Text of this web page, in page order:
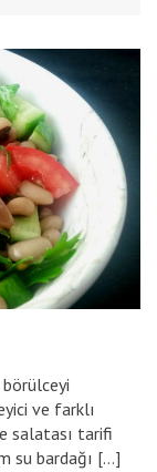
ve farklı
salatası tarifi
su bardağı […]